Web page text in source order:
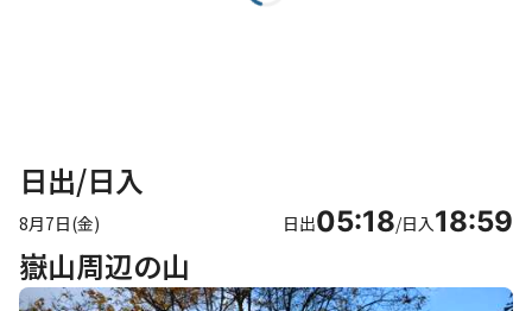
日出/日入
8月7日(金) 日出05:18/日入18:59
嶽山周辺の山